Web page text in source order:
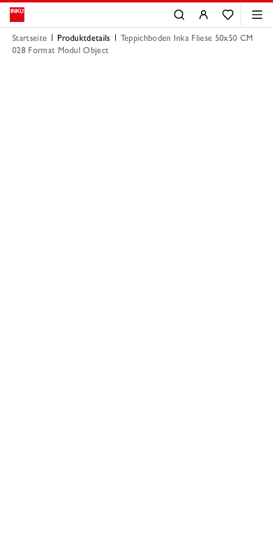
Startseite Produktdetails
Teppichboden Inka Fliese 50x50 CM
028 Format Modul Object